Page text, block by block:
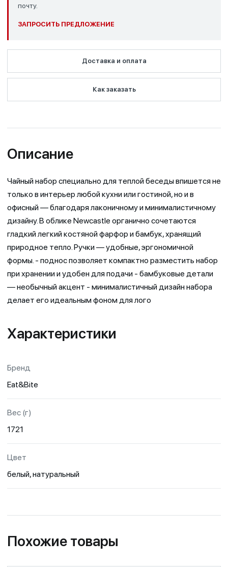
почту.
ЗАПРОСИТЬ ПРЕДЛОЖЕНИЕ
Доставка и оплата
Как заказать
Описание
Чайный набор специально для теплой беседы впишется не
только в интерьер любой кухни или гостиной, но и в
офисный — благодаря лаконичному и минималистичному
дизайну. В облике Newcastle органично сочетаются
гладкий легкий костяной фарфор и бамбук, хранящий
природное тепло. Ручки — удобные, эргономичной
формы. - поднос позволяет компактно разместить набор
при хранении и удобен для подачи - бамбуковые детали
— необычный акцент - минималистичный дизайн набора
делает его идеальным фоном для лого
Характеристики
Бренд
Eat&Bite
Вес (г)
1721
Цвет
белый, натуральный
Похожие товары